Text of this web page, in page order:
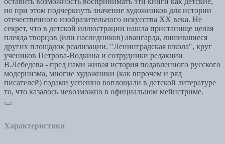
но при этом подчеркнуть значение художников для истории
отечественного изобразительного искусства XX века. Не
секрет, что в детской иллюстрации нашла пристанище целая
плеяда творцов (или наследников) авангарда, лишившиеся
других площадок реализации. "Ленинградская школа", круг
учеников Петрова-Водкина и сотрудники редакции
В.Лебедева - пред нами живая история подавленного русского
модернизма, многие художники (как впрочем и ряд
писателей) годами успешно воплощали в детской литературе
то, что казалось невозможно в официальном мейнстриме.
Характеристики